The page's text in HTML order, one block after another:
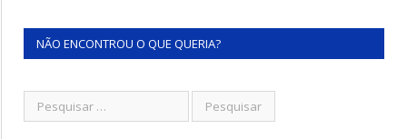
NÃO ENCONTROU O QUE QUERIA?